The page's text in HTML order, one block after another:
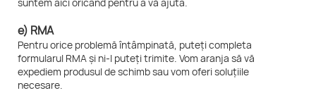
suntem aici oricând pentru a vă ajuta.
e) RMA
Pentru orice problemă întâmpinată, puteți completa
formularul RMA și ni-l puteți trimite. Vom aranja să vă
expediem produsul de schimb sau vom oferi soluțiile
necesare.